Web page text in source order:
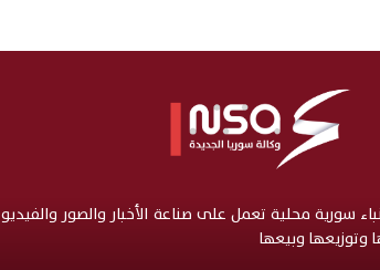
سورية محلية تعمل على صناعة الأخبار والصور
وتوزيعها وبيعها